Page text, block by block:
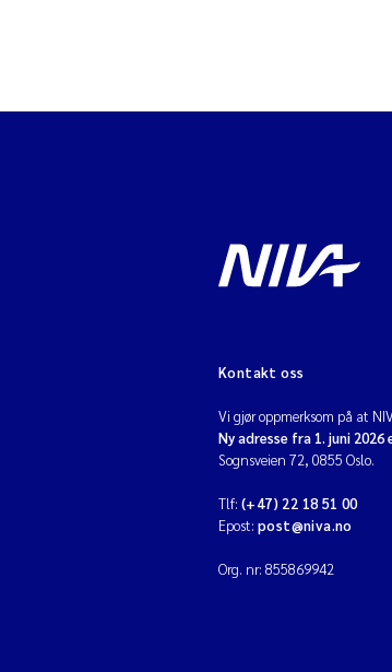
Kontakt oss
Vi gjør oppmerksom på at
Ny adresse fra 1. juni 2026
Sognsveien 72, 0855 Oslo.
Tlf: (+47) 22 18 51 00
Epost: post@niva.no
Org. nr: 855869942